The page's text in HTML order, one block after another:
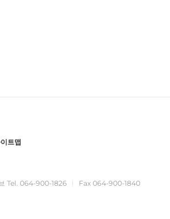
트맵
Tel. 064-900-1826 Fax 064-900-1840